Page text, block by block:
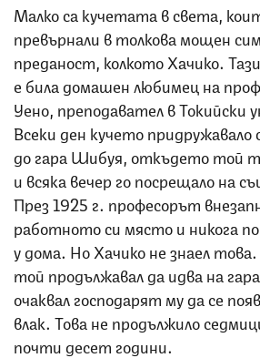
Малко са кучетата в света,
превърнали в толкова мощен
преданост, колкото Хачико. Тази
е била домашен любимец на
Уено, преподавател в Токийски
Всеки ден кучето придружавало
до гара Шибуя, откъдето той
и всяка вечер го посрещало на
През 1925 г. професорът
работното си място и никога
у дома. Но Хачико не знаел
той продължавал да идва на
очаквал господарят му да се
влак. Това не продължило
почти десет години.